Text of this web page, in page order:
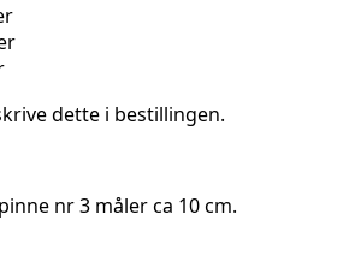
dette i bestillingen.
nr 3 måler ca 10 cm.